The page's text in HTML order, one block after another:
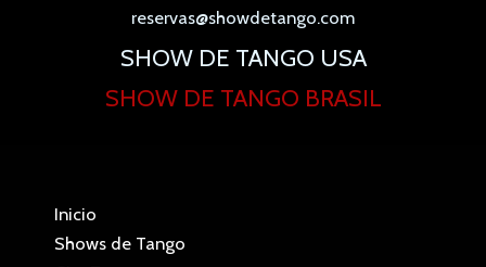
reservas@showdetango.com
SHOW DE TANGO USA
SHOW DE TANGO BRASIL
Inicio
Shows de Tango